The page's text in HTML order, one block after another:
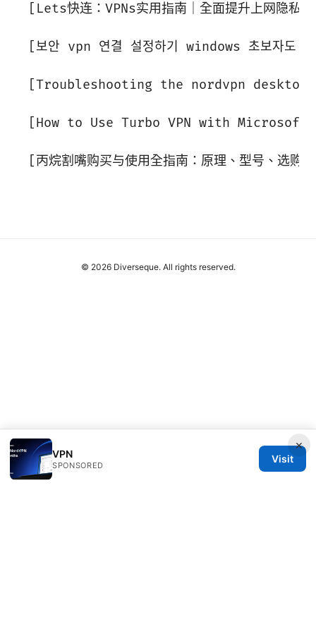
[Lets快连：VPNs实用指南｜全面提升上网
[보안 vpn 연결 설정하기 windows 초보자도 쉽
[Troubleshooting the nordvpn
[How to Use Turbo VPN with
×
VPN
SPONSORED
Visit
© 2026 Diverseque. All rights reserved.